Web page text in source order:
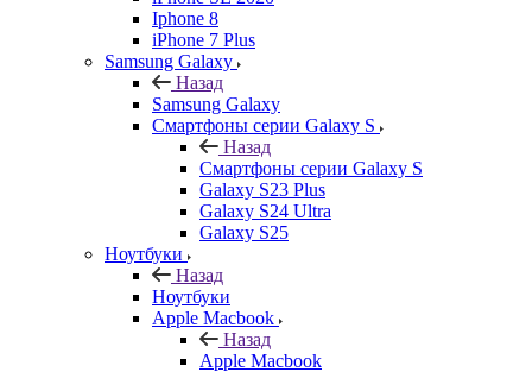
Iphone 8
iPhone 7 Plus
Samsung Galaxy
Назад
Samsung Galaxy
Смартфоны серии Galaxy S
Назад
Смартфоны серии Galaxy S
Galaxy S23 Plus
Galaxy S24 Ultra
Galaxy S25
Ноутбуки
Назад
Ноутбуки
Apple Macbook
Назад
Apple Macbook